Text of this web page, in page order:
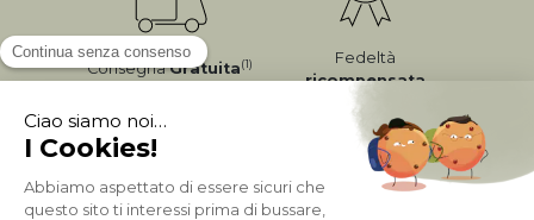
ConsegnaGratuita(1)
Fedeltà
ricompensata